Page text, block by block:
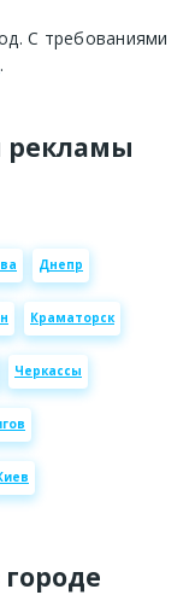
С требованиями
.
рекламы
Днепр
Краматорск
Черкассы